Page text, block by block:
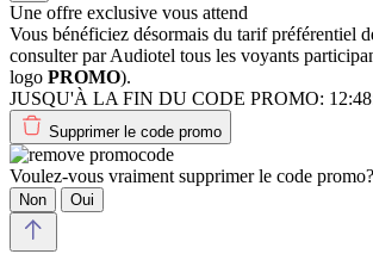
Une offre exclusive vous attend
Vous bénéficiez désormais du tarif préférentiel
consulter par Audiotel tous les voyants
logo PROMO).
JUSQU'À LA FIN DU CODE PROMO:
Supprimer le code promo
Voulez-vous vraiment supprimer le code promo?
Non Oui